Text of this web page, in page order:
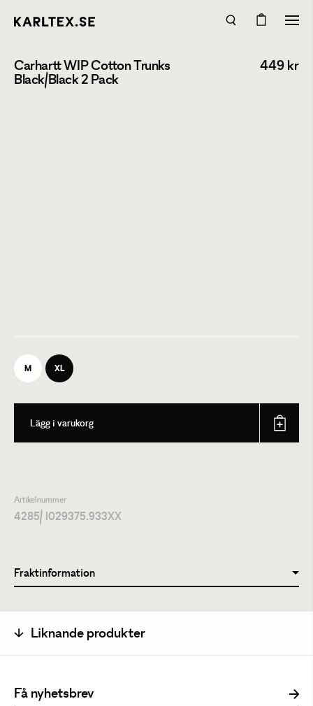
Carhartt WIP Cotton Trunks
Black/Black 2 Pack
449 kr
M XL
Lägg i varukorg
Artikelnummer
4285/ I029375.933XX
Fraktinformation
Liknande produkter